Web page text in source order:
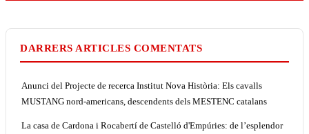
DARRERS ARTICLES COMENTATS
Anunci del Projecte de recerca Institut Nova Història: Els cavalls
MUSTANG nord-americans, descendents dels MESTENC catalans
La casa de Cardona i Rocabertí de Castelló d'Empúries: de l’esplendor